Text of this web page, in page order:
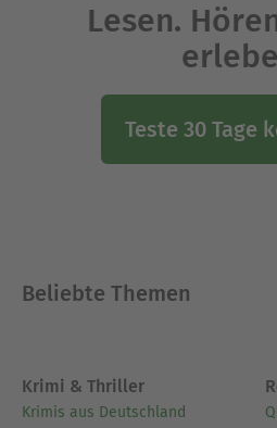
Lesen.
Teste 30 Tage
Beliebte Themen
Krimi & Thriller
Krimis aus Deutschland